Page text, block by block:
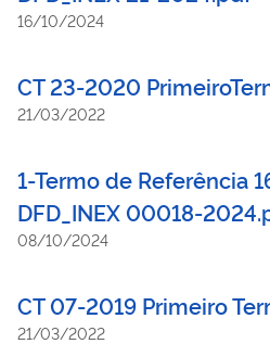
16/10/2024
CT 23-2020
21/03/2022
1-Termo de Referência
DFD_INEX 00018-
08/10/2024
CT 07-2019 Primeiro
21/03/2022